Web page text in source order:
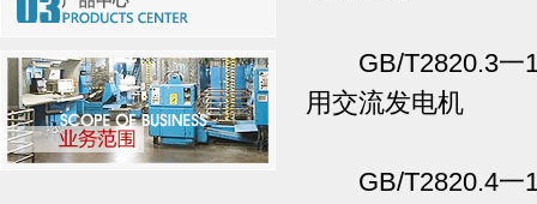
GB/T2820.3一
用交流发电机
GB/T2820.4一